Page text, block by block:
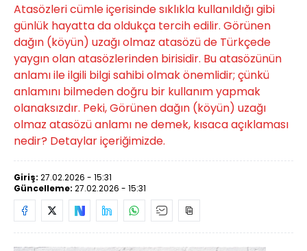
Atasözleri cümle içerisinde sıklıkla kullanıldığı gibi
günlük hayatta da oldukça tercih edilir. Görünen
dağın (köyün) uzağı olmaz atasözü de Türkçede
yaygın olan atasözlerinden birisidir. Bu atasözünün
anlamı ile ilgili bilgi sahibi olmak önemlidir; çünkü
anlamını bilmeden doğru bir kullanım yapmak
olanaksızdır. Peki, Görünen dağın (köyün) uzağı
olmaz atasözü anlamı ne demek, kısaca açıklaması
nedir? Detaylar içeriğimizde.
Giriş: 27.02.2026 - 15:31
Güncelleme: 27.02.2026 - 15:31